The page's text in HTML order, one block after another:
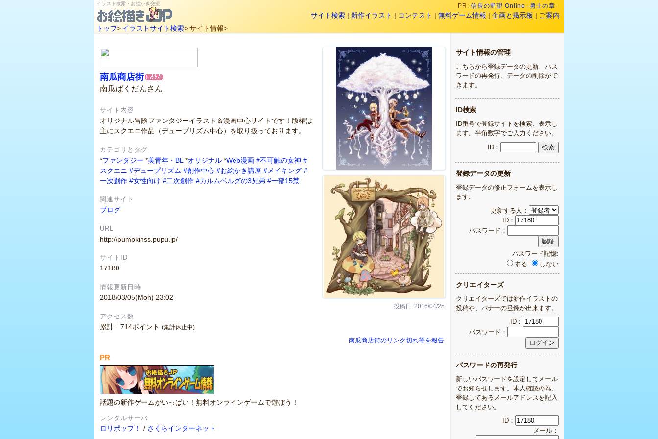
イラスト検索・お絵かき交流 PR: 信長の野望 Online -勇士の章-
サイト検索 | 新作イラスト | コンテスト | 無料ゲーム情報 | 企画と掲示板 | ご案内
トップ> イラストサイト検索>サイト情報>
投稿日: 2016/04/25
南瓜商店街
南瓜ばくだんさん
サイト内容
オリジナル冒険ファンタジーイラスト＆漫画中心サイトです！版権は
主にスクエニ作品（デュープリズム中心）を取り扱っております。
カテゴリとタグ
*ファンタジー *美青年・BL *オリジナル *Web漫画 #不可触の女神 #
スクエニ #デュープリズム #創作中心 #お絵かき講座 #メイキング #
一次創作 #女性向け #二次創作 #カルムベルグの3兄弟 #一部15禁
関連サイト
ブログ
URL
http://pumpkinss.pupu.jp/
サイトID
17180
情報更新日時
2018/03/05(Mon) 23:02
アクセス数
累計：714ポイント (集計休止中)
南瓜商店街のリンク切れ等を報告
PR
話題の新作ゲームがいっぱい！無料オンラインゲームで遊ぼう！
レンタルサーバ
ロリポップ！ / さくらインターネット
サイト情報の管理
こちらから登録データの更新、パス
ワードの再発行、データの削除がで
きます。
ID検索
ID番号で登録サイトを検索、表示し
ます。半角数字でご入力ください。
ID：
登録データの更新
登録データの修正フォームを表示し
ます。
更新する人：
ID：
パスワード：
パスワード記憶:
する
しない
クリエイターズ
クリエイターズでは新作イラストの
投稿や、バナーの登録が出来ます。
ID：
パスワード：
パスワードの再発行
新しいパスワードを設定してメール
でお知らせします。本人確認の為、
登録してあるメールアドレスを記入
してください。
ID：
メール：